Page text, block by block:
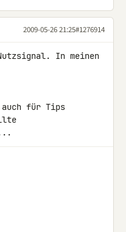
2009-05-26 21:25#1276914
In meinen
auch für Tips